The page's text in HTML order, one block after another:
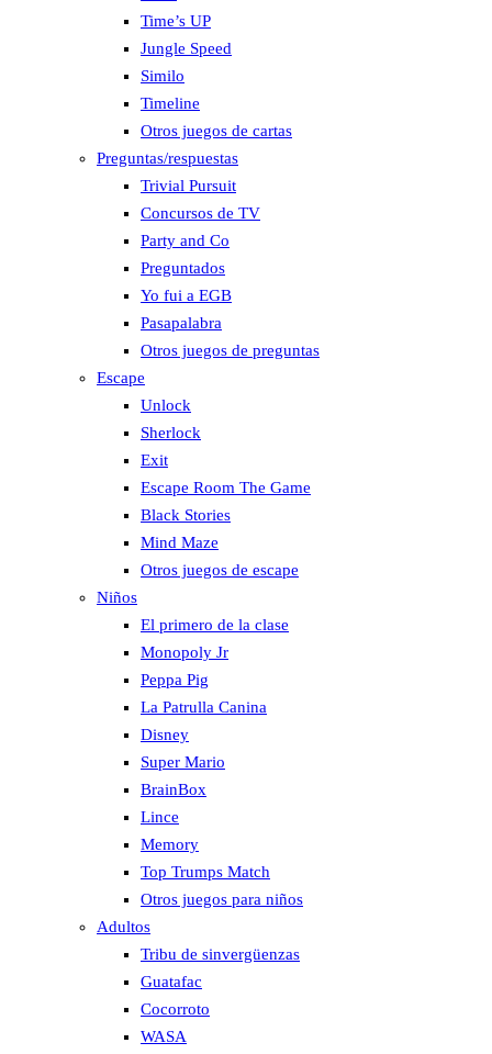
Time’s UP
Jungle Speed
Similo
Timeline
Otros juegos de cartas
Preguntas/respuestas
Trivial Pursuit
Concursos de TV
Party and Co
Preguntados
Yo fui a EGB
Pasapalabra
Otros juegos de preguntas
Escape
Unlock
Sherlock
Exit
Escape Room The Game
Black Stories
Mind Maze
Otros juegos de escape
Niños
El primero de la clase
Monopoly Jr
Peppa Pig
La Patrulla Canina
Disney
Super Mario
BrainBox
Lince
Memory
Top Trumps Match
Otros juegos para niños
Adultos
Tribu de sinvergüenzas
Guatafac
Cocorroto
WASA